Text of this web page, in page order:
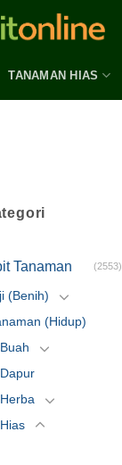
TANAMAN HIAS
Tanaman (2553)
(Benih)
(Hidup)